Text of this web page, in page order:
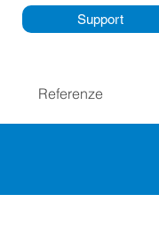
Support
Referenze